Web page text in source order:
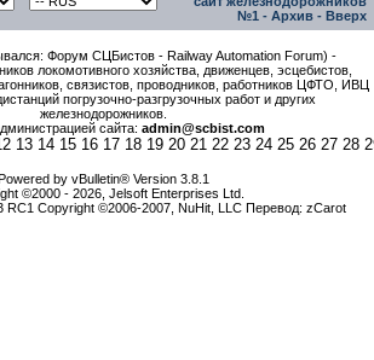
№1 - Архив - Вверх
Форум СЦБистов - Railway Automation Forum) -
локомотивного хозяйства, движенцев, эсцебистов,
связистов, проводников, работников ЦФТО, ИВЦ
погрузочно-разгрузочных работ и других
железнодорожников.
сайта: admin@scbist.com
13 14 15 16 17 18 19 20 21 22 23 24 25 26 27 28
by vBulletin® Version 3.8.1
©2000 - 2026, Jelsoft Enterprises Ltd.
RC1 Copyright ©2006-2007, NuHit, LLC Перевод: zCarot